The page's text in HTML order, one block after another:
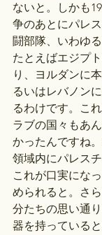
ないと。しかも
争のあとにパレ
闘部隊、いわゆ
たとえばエジプ
り、ヨルダンに
るいはレバノン
るわけです。こ
ラブの国々もあ
かったんですね
領域内にパレス
これが口実にな
められると。さ
分たちの思い通
器を持っている